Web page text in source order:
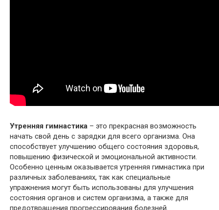
Утренняя гимнастика – это прекрасная возможность
начать свой день с зарядки для всего организма. Она
способствует улучшению общего состояния здоровья,
повышению физической и эмоциональной активности.
Особенно ценным оказывается утренняя гимнастика при
различных заболеваниях, так как специальные
упражнения могут быть использованы для улучшения
состояния органов и систем организма, а также для
предотвращения прогрессирования болезней.